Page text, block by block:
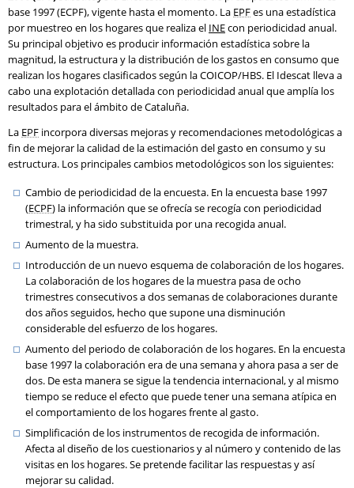
base 1997 (ECPF), vigente hasta el momento. La EPFes una estadística
por muestreo en los hogares que realiza el INEcon periodicidad anual.
Su principal objetivo es producir información estadística sobre la
magnitud, la estructura y la distribución de los gastos en consumo que
realizan los hogares clasificados según la COICOP/HBS. El Idescat lleva a
cabo una explotación detallada con periodicidad anual que amplía los
resultados para el ámbito de Cataluña.
La EPF incorpora diversas mejoras y recomendaciones metodológicas a
fin de mejorar la calidad de la estimación del gasto en consumo y su
estructura. Los principales cambios metodológicos son los siguientes:
Cambio de periodicidad de la encuesta. En la encuesta base 1997
(ECPF) la información que se ofrecía se recogía con periodicidad
trimestral, y ha sido substituida por una recogida anual.
Aumento de la muestra.
Introducción de un nuevo esquema de colaboración de los hogares.
La colaboración de los hogares de la muestra pasa de ocho
trimestres consecutivos a dos semanas de colaboraciones durante
dos años seguidos, hecho que supone una disminución
considerable del esfuerzo de los hogares.
Aumento del periodo de colaboración de los hogares. En la encuesta
base 1997 la colaboración era de una semana y ahora pasa a ser de
dos. De esta manera se sigue la tendencia internacional, y al mismo
tiempo se reduce el efecto que puede tener una semana atípica en
el comportamiento de los hogares frente al gasto.
Simplificación de los instrumentos de recogida de información.
Afecta al diseño de los cuestionarios y al número y contenido de las
visitas en los hogares. Se pretende facilitar las respuestas y así
mejorar su calidad.